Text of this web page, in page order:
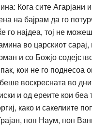
Кога сите Агарјани
на бајрам да го
го најдеа, тој не
во царскиот сарај,
и со Божјо
кои не го поднесоа
воскресната во
и од ереите кои беа
како и сакелиите
поп Наум, поп